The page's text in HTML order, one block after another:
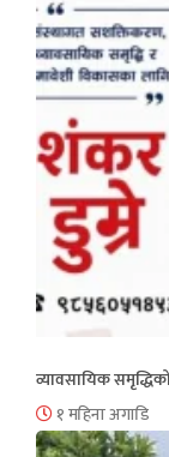
व्यावसायिक
१ महिना अगाडि